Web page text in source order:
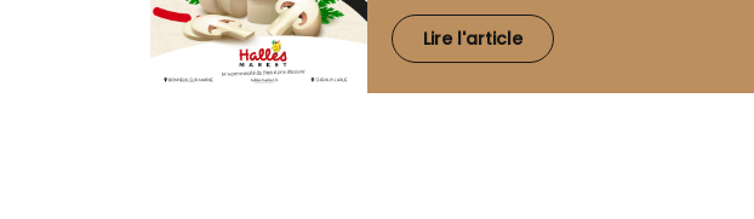
Lire l'article